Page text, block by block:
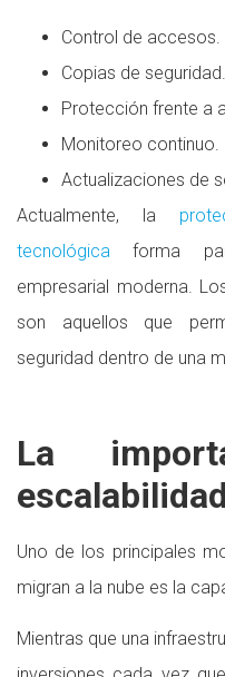
Control de accesos.
Copias de seguridad.
Protección frente a
Monitoreo continuo.
Actualizaciones de
Actualmente, la
tecnológica forma
empresarial moderna.
son aquellos que
seguridad dentro de una
La
escalabilidad
Uno de los principales
migran a la nube es la
Mientras que una